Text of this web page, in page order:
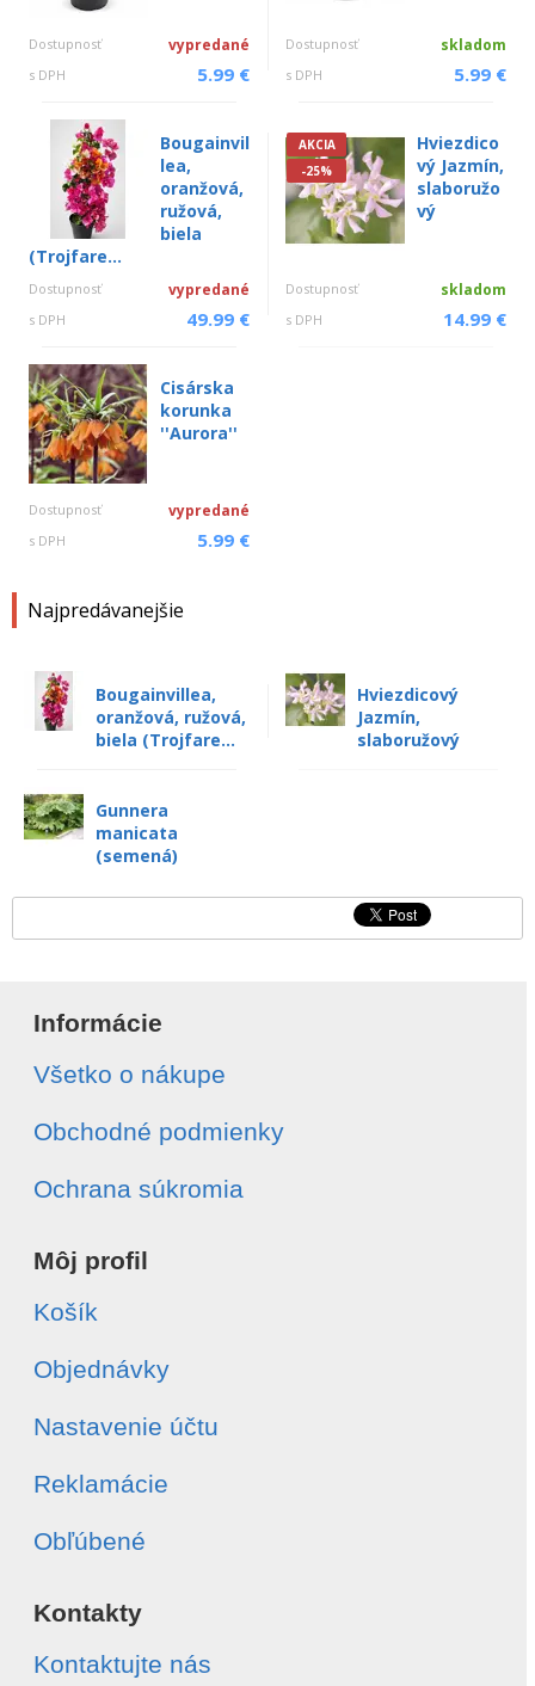
Dostupnosť vypredané
s DPH 5.99 €
Dostupnosť skladom
s DPH 5.99 €
Bougainvil
lea,
oranžová,
ružová,
biela
(Trojfare...
Dostupnosť vypredané
s DPH 49.99 €
AKCIA
-25%
Hviezdico
vý Jazmín,
slaboružo
vý
Dostupnosť skladom
s DPH 14.99 €
Cisárska
korunka
''Aurora''
Dostupnosť vypredané
s DPH 5.99 €
Najpredávanejšie
Bougainvillea,
oranžová, ružová,
biela (Trojfare...
Hviezdicový
Jazmín,
slaboružový
Gunnera
manicata
(semená)
Informácie
Všetko o nákupe
Obchodné podmienky
Ochrana súkromia
Môj profil
Košík
Objednávky
Nastavenie účtu
Reklamácie
Obľúbené
Kontakty
Kontaktujte nás